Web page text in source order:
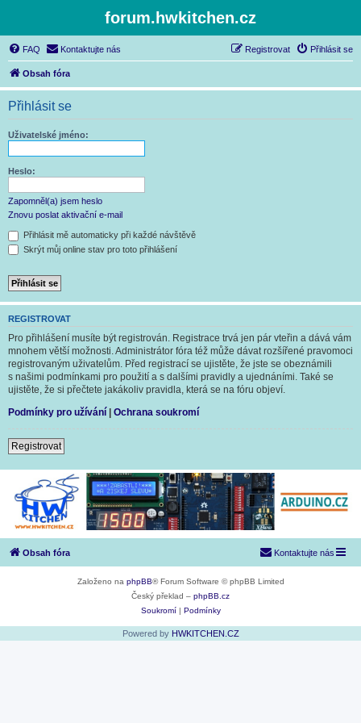
forum.hwkitchen.cz
FAQ Kontaktujte nás Přihlásit se
Registrovat
Obsah fóra
Přihlásit se
Uživatelské jméno:
Heslo:
Zapomněl(a) jsem heslo
Znovu poslat aktivační e-mail
Přihlásit mě automaticky při každé návštěvě
Skrýt můj online stav pro toto přihlášení
REGISTROVAT
Pro přihlášení musíte být registrován. Registrace trvá jen pár vteřin a dává vám
mnohem větší možnosti. Administrátor fóra též může dávat rozšířené pravomoci
registrovaným uživatelům. Před registrací se ujistěte, že jste se obeznámili
s našimi podmínkami pro použití a s dalšími pravidly a ujednáními. Také se
ujistěte, že si přečtete jakákoliv pravidla, která se na fóru objeví.
Podmínky pro užívání | Ochrana soukromí
Registrovat
Obsah fóra Kontaktujte nás
Založeno na phpBB® Forum Software © phpBB Limited
Český překlad – phpBB.cz
Soukromí| Podmínky
Powered by HWKITCHEN.CZ